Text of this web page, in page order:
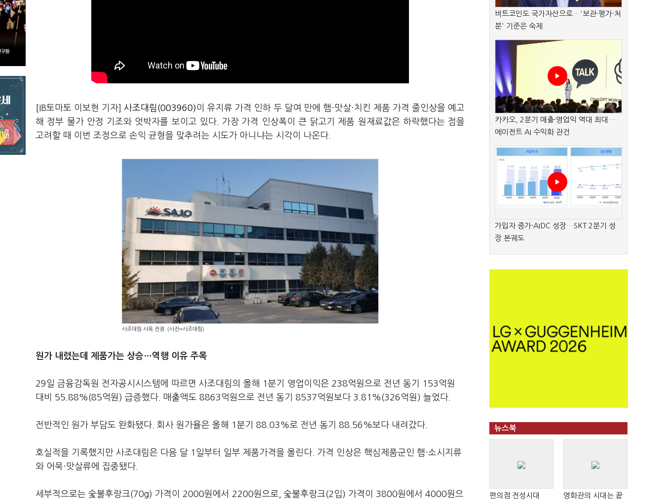
[IB토마토 이보현 기자]사조대림(003960)이 유지류 가격 인하 두 달여 만에 햄·맛살·치킨 제품 가격 줄인상을 예고
해 정부 물가 안정 기조와 엇박자를 보이고 있다. 가장 가격 인상폭이 큰 닭고기 제품 원재료값은 하락했다는 점을
고려할 때 이번 조정으로 손익 균형을 맞추려는 시도가 아니냐는 시각이 나온다.
사조대림 사옥 전경. (사진=사조대림)
원가 내렸는데 제품가는 상승…역행 이유 주목
29일 금융감독원 전자공시시스템에 따르면 사조대림의 올해 1분기 영업이익은 238억원으로 전년 동기 153억원
대비 55.88%(85억원) 급증했다. 매출액도 8863억원으로 전년 동기 8537억원보다 3.81%(326억원) 늘었다.
전반적인 원가 부담도 완화됐다. 회사 원가율은 올해 1분기 88.03%로 전년 동기 88.56%보다 내려갔다.
호실적을 기록했지만 사조대림은 다음 달 1일부터 일부 제품가격을 올린다. 가격 인상은 핵심제품군인 햄·소시지류
와 어묵·맛살류에 집중됐다.
세부적으로는 숯불후랑크(70g) 가격이 2000원에서 2200원으로, 숯불후랑크(2입) 가격이 3800원에서 4000원으
비트코인도 국가자산으로…'보관·평가·처
분' 기준은 숙제
카카오, 2분기 매출·영업익 역대 최대…
에이전트 AI 수익화 관건
가입자 증가·AIDC 성장…SKT 2분기 성
장 본궤도
뉴스북
편의점 전성시대
영화관의 시대는 끝